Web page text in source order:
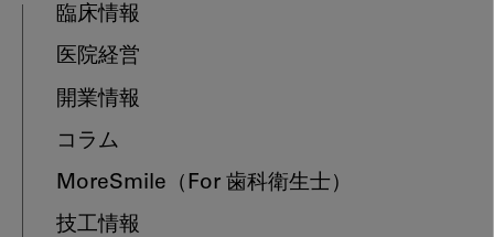
臨床情報
医院経営
開業情報
コラム
MoreSmile （For 歯科衛生士）
技工情報